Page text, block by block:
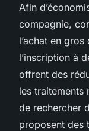
Afin
compagnie,
l’achat en
l’inscription à
offrent des
les traitements
de rechercher
proposent des